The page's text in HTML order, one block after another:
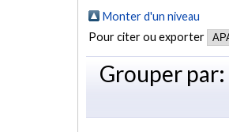
Monter d'un niveau
Pour citer ou exporter
Grouper par: